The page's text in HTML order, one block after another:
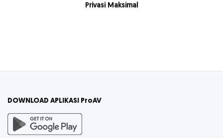
Privasi Maksimal
DOWNLOAD APLIKASI ProAV